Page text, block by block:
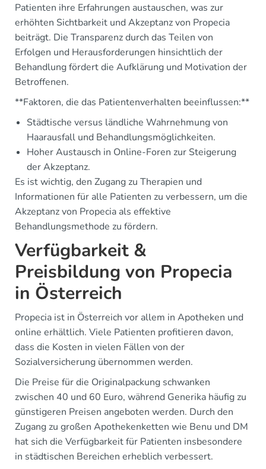
Patienten ihre Erfahrungen austauschen, was zur
erhöhten Sichtbarkeit und Akzeptanz von Propecia
beiträgt. Die Transparenz durch das Teilen von
Erfolgen und Herausforderungen hinsichtlich der
Behandlung fördert die Aufklärung und Motivation der
Betroffenen.
**Faktoren, die das Patientenverhalten beeinflussen:**
Städtische versus ländliche Wahrnehmung von
Haarausfall und Behandlungsmöglichkeiten.
Hoher Austausch in Online-Foren zur Steigerung
der Akzeptanz.
Es ist wichtig, den Zugang zu Therapien und
Informationen für alle Patienten zu verbessern, um die
Akzeptanz von Propecia als effektive
Behandlungsmethode zu fördern.
Verfügbarkeit &
Preisbildung von Propecia
in Österreich
Propecia ist in Österreich vor allem in Apotheken und
online erhältlich. Viele Patienten profitieren davon,
dass die Kosten in vielen Fällen von der
Sozialversicherung übernommen werden.
Die Preise für die Originalpackung schwanken
zwischen 40 und 60 Euro, während Generika häufig zu
günstigeren Preisen angeboten werden. Durch den
Zugang zu großen Apothekenketten wie Benu und DM
hat sich die Verfügbarkeit für Patienten insbesondere
in städtischen Bereichen erheblich verbessert.